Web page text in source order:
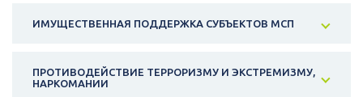
ИМУЩЕСТВЕННАЯ ПОДДЕРЖКА СУБЪЕКТОВ МСП
ПРОТИВОДЕЙСТВИЕ ТЕРРОРИЗМУ И ЭКСТРЕМИЗМУ,
НАРКОМАНИИ